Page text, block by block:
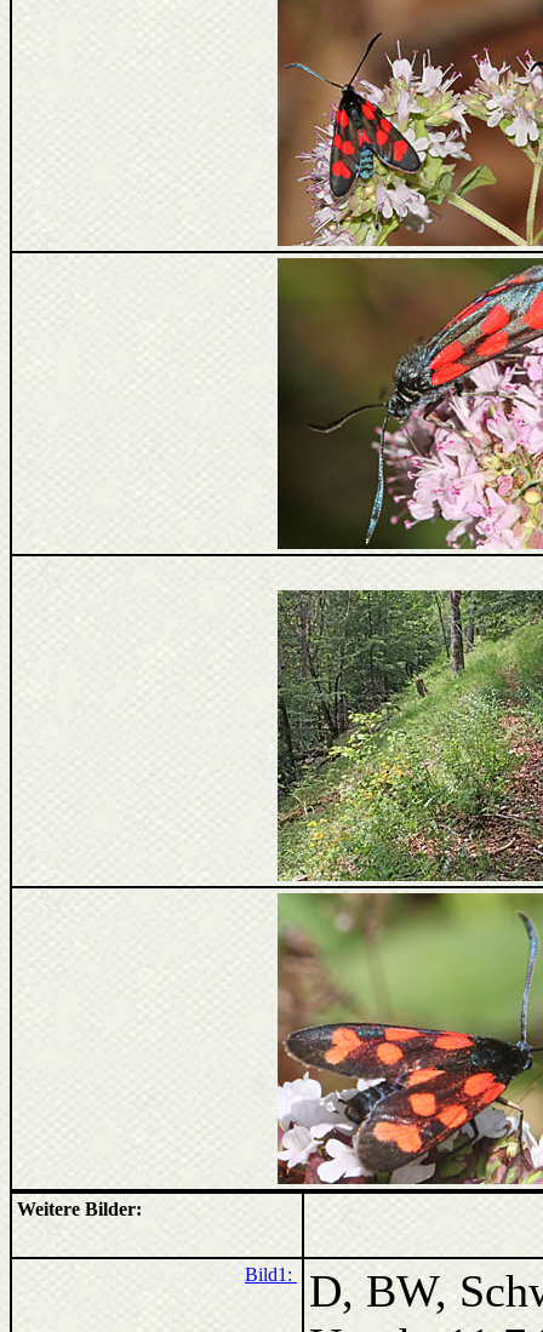
Weitere Bilder:
Bild1:
D, BW,